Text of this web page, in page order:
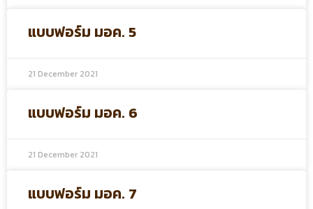
แบบฟอร์ม มอค. 5
21 December 2021
แบบฟอร์ม มอค. 6
21 December 2021
แบบฟอร์ม มอค. 7